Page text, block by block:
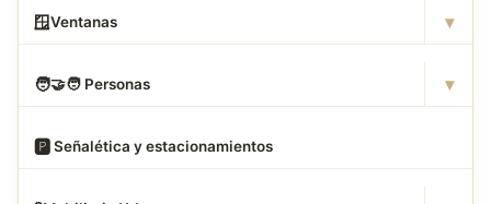
🪟Ventanas ▾
🧑‍🤝‍🧑 Personas ▾
🅿️ Señalética y estacionamientos